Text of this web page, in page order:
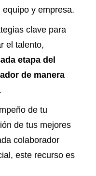
y empresa.
clave para
el talento,
etapa del
de manera
.
de tu
de tus mejores
colaborador
este recurso es